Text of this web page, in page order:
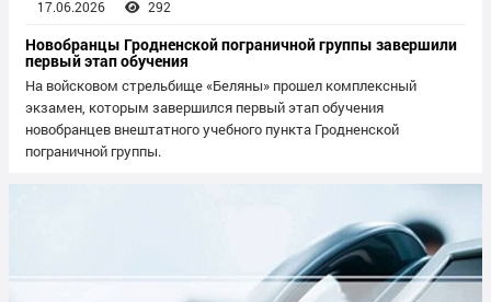
17.06.2026 292
Новобранцы Гродненской пограничной группы завершили
первый этап обучения
На войсковом стрельбище «Беляны» прошел комплексный
экзамен, которым завершился первый этап обучения
новобранцев внештатного учебного пункта Гродненской
пограничной группы.